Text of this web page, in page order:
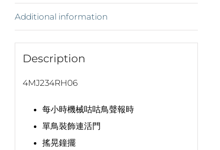
Additional information
Description
4MJ234RH06
每小時機械咕咕鳥聲報時
單鳥裝飾連活門
搖晃鐘擺